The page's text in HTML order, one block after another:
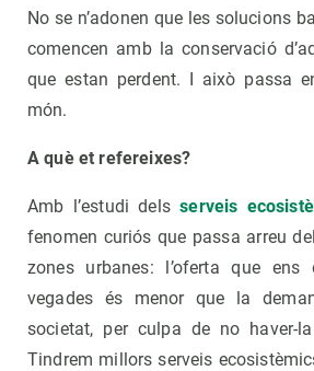
No se n’adonen que les solucions
comencen amb la conservació
que estan perdent. I això passa
món.
A què et refereixes?
Amb l’estudi delsserveis
fenomen curiós que passa arreu
zones urbanes: l’oferta que
vegades és menor que la
societat, per culpa de no haver-
Tindrem millors serveis